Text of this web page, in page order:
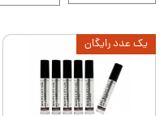
یک عدد رایگان